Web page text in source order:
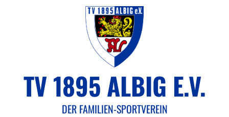
TV 1895 ALBIG E.V.
DER FAMILIEN-SPORTVEREIN